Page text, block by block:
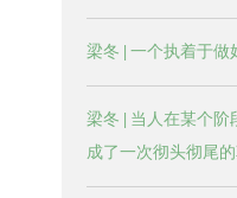
梁冬 | 一个执着于
梁冬 | 当人在某个
成了一次彻头彻尾